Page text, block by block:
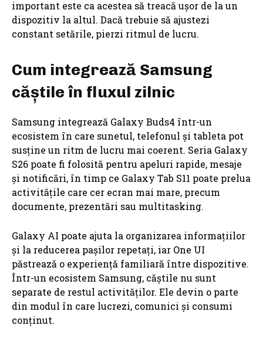
important este ca acestea să treacă ușor de la un
dispozitiv la altul. Dacă trebuie să ajustezi
constant setările, pierzi ritmul de lucru.
Cum integrează Samsung
căștile în fluxul zilnic
Samsung integrează Galaxy Buds4 într-un
ecosistem în care sunetul, telefonul și tableta pot
susține un ritm de lucru mai coerent. Seria Galaxy
S26 poate fi folosită pentru apeluri rapide, mesaje
și notificări, în timp ce Galaxy Tab S11 poate prelua
activitățile care cer ecran mai mare, precum
documente, prezentări sau multitasking.
Galaxy AI poate ajuta la organizarea informațiilor
și la reducerea pașilor repetați, iar One UI
păstrează o experiență familiară între dispozitive.
Într-un ecosistem Samsung, căștile nu sunt
separate de restul activităților. Ele devin o parte
din modul în care lucrezi, comunici și consumi
conținut.